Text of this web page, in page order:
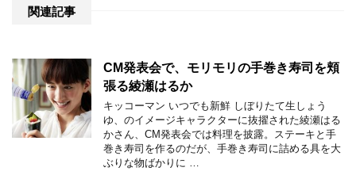
関連記事
CM発表会で、モリモリの手巻き寿司を頬
張る綾瀬はるか
キッコーマン いつでも新鮮 しぼりたて生しょう
ゆ、のイメージキャラクターに抜擢された綾瀬はる
かさん、CM発表会では料理を披露。ステーキと手
巻き寿司を作るのだが、手巻き寿司に詰める具を大
ぶりな物ばかりに …